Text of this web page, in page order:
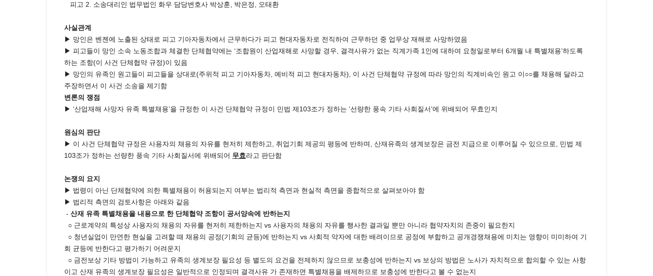
피고 2. 소송대리인 법무법인 화우 담당변호사 박상훈, 박은정, 오태환
사실관계
▶ 망인은 벤젠에 노출된 상태로 피고 기아자동차에서 근무하다가 피고 현대자동차로 전직하여 근무하던 중 업무상 재해로 사망하였음
▶ 피고들이 망인 소속 노동조합과 체결한 단체협약에는 ‘조합원이 산업재해로 사망할 경우, 결격사유가 없는 직계가족 1인에 대하여 요청일로부터 6개월 내 특별채용’하도록
하는 조항(이 사건 단체협약 규정)이 있음
▶ 망인의 유족인 원고들이 피고들을 상대로(주위적 피고 기아자동차, 예비적 피고 현대자동차), 이 사건 단체협약 규정에 따라 망인의 직계비속인 원고 이○○를 채용해 달라고
주장하면서 이 사건 소송을 제기함
변론의 쟁점
▶ ‘산업재해 사망자 유족 특별채용’을 규정한 이 사건 단체협약 규정이 민법 제103조가 정하는 ‘선량한 풍속 기타 사회질서’에 위배되어 무효인지
원심의 판단
▶ 이 사건 단체협약 규정은 사용자의 채용의 자유를 현저히 제한하고, 취업기회 제공의 평등에 반하며, 산재유족의 생계보장은 금전 지급으로 이루어질 수 있으므로, 민법 제
103조가 정하는 선량한 풍속 기타 사회질서에 위배되어 무효라고 판단함
논쟁의 요지
▶ 법령이 아닌 단체협약에 의한 특별채용이 허용되는지 여부는 법리적 측면과 현실적 측면을 종합적으로 살펴보아야 함
▶ 법리적 측면의 검토사항은 아래와 같음
- 산재 유족 특별채용을 내용으로 한 단체협약 조항이 공서양속에 반하는지
○ 근로계약의 특성상 사용자의 채용의 자유를 현저히 제한하는지 vs 사용자의 채용의 자유를 행사한 결과일 뿐만 아니라 협약자치의 존중이 필요한지
○ 청년실업이 만연한 현실을 고려할 때 채용의 공정(기회의 균등)에 반하는지 vs 사회적 약자에 대한 배려이므로 공정에 부합하고 공개경쟁채용에 미치는 영향이 미미하여 기
회 균등에 반한다고 평가하기 어려운지
○ 금전보상 기타 방법이 가능하고 유족의 생계보장 필요성 등 별도의 요건을 전제하지 않으므로 보충성에 반하는지 vs 보상의 방법은 노사가 자치적으로 합의할 수 있는 사항
이고 산재 유족의 생계보장 필요성은 일반적으로 인정되며 결격사유 가 존재하면 특별채용을 배제하므로 보충성에 반한다고 볼 수 없는지